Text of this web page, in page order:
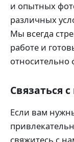
и опытных
различных
Мы всегда
работе и
относительно
Связаться
Если вам